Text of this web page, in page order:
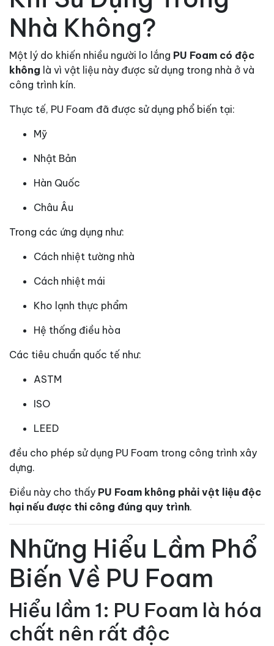
Nhà Không?
Một lý do khiến nhiều người lo lắng PU Foam có độc
không là vì vật liệu này được sử dụng trong nhà ở và
công trình kín.
Thực tế, PU Foam đã được sử dụng phổ biến tại:
Mỹ
Nhật Bản
Hàn Quốc
Châu Âu
Trong các ứng dụng như:
Cách nhiệt tường nhà
Cách nhiệt mái
Kho lạnh thực phẩm
Hệ thống điều hòa
Các tiêu chuẩn quốc tế như:
ASTM
ISO
LEED
đều cho phép sử dụng PU Foam trong công trình xây
dựng.
Điều này cho thấy PU Foam không phải vật liệu độc
hại nếu được thi công đúng quy trình.
Những Hiểu Lầm Phổ
Biến Về PU Foam
Hiểu lầm 1: PU Foam là hóa
chất nên rất độc